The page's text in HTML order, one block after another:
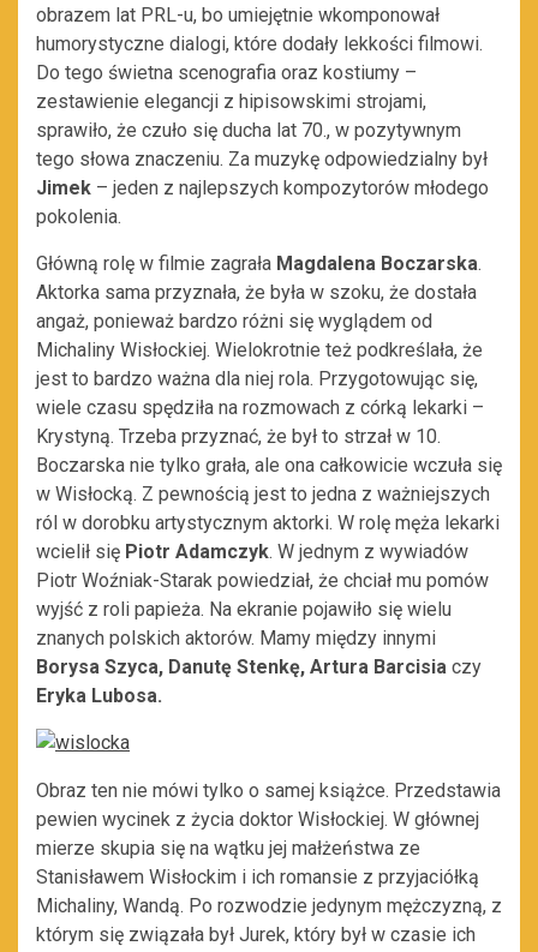
obrazem lat PRL-u, bo umiejętnie wkomponował
humorystyczne dialogi, które dodały lekkości filmowi.
Do tego świetna scenografia oraz kostiumy –
zestawienie elegancji z hipisowskimi strojami,
sprawiło, że czuło się ducha lat 70., w pozytywnym
tego słowa znaczeniu. Za muzykę odpowiedzialny był
Jimek – jeden z najlepszych kompozytorów młodego
pokolenia.
Główną rolę w filmie zagrała Magdalena Boczarska.
Aktorka sama przyznała, że była w szoku, że dostała
angaż, ponieważ bardzo różni się wyglądem od
Michaliny Wisłockiej. Wielokrotnie też podkreślała, że
jest to bardzo ważna dla niej rola. Przygotowując się,
wiele czasu spędziła na rozmowach z córką lekarki –
Krystyną. Trzeba przyznać, że był to strzał w 10.
Boczarska nie tylko grała, ale ona całkowicie wczuła się
w Wisłocką. Z pewnością jest to jedna z ważniejszych
ról w dorobku artystycznym aktorki. W rolę męża lekarki
wcielił się Piotr Adamczyk. W jednym z wywiadów
Piotr Woźniak-Starak powiedział, że chciał mu pomów
wyjść z roli papieża. Na ekranie pojawiło się wielu
znanych polskich aktorów. Mamy między innymi
Borysa Szyca, Danutę Stenkę, Artura Barcisia czy
Eryka Lubosa.
Obraz ten nie mówi tylko o samej książce. Przedstawia
pewien wycinek z życia doktor Wisłockiej. W głównej
mierze skupia się na wątku jej małżeństwa ze
Stanisławem Wisłockim i ich romansie z przyjaciółką
Michaliny, Wandą. Po rozwodzie jedynym mężczyzną, z
którym się związała był Jurek, który był w czasie ich